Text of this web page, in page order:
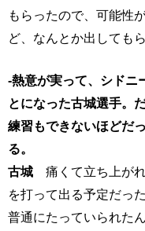
もらったので、可能性
ど、なんとか出しても
-熱意が実って、シドニ
とになった古城選手。
練習もできないほどだ
る。
古城 痛くて立ち上が
を打って出る予定だっ
普通にたっていられたん